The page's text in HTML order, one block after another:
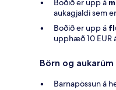
Boðið er upp á
aukagjaldi sem
Boðið er upp á
upphæð 10 EUR
Börn og aukarúm
Barnapössun á